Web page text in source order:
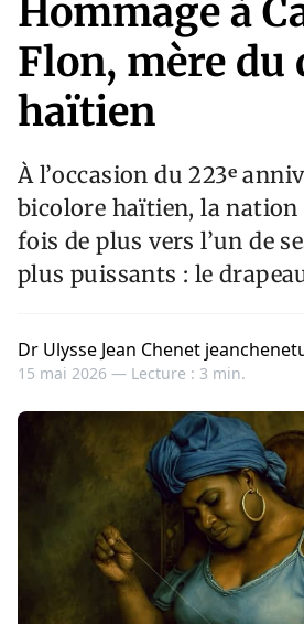
Hommage à
Flon, mère du
haïtien
À l’occasion du 223ᵉ
bicolore haïtien, la nation
fois de plus vers l’un de
plus puissants : le
Dr Ulysse Jean Chenet
15 mai 2026 — Lecture : 3 min.